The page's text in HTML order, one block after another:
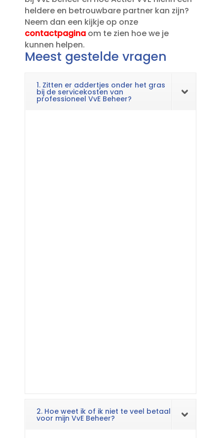
heldere en betrouwbare partner kan zijn?
Neem dan een kijkje op onze
contactpaginaom te zien hoe we je
kunnen helpen.​
Meest gestelde vragen
1. Zitten er addertjes onder het gras
bij de servicekosten van
professioneel VvE Beheer?
2. Hoe weet ik of ik niet te veel betaal
voor mijn VvE Beheer?